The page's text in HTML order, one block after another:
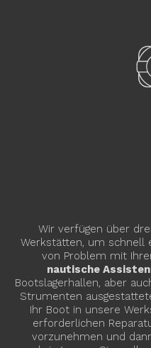
Wir verfügen über
Werkstätten, um schnell
von Problem mit
nautische
Bootslagerhallen, aber
Strumenten
Ihr Boot in unsere
erforderlichen
vorzunehmen und